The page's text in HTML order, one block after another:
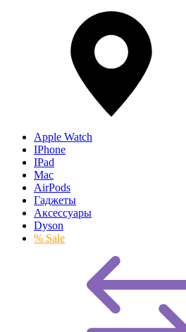
Apple Watch
IPhone
IPad
Mac
AirPods
Гаджеты
Аксессуары
Dyson
% Sale